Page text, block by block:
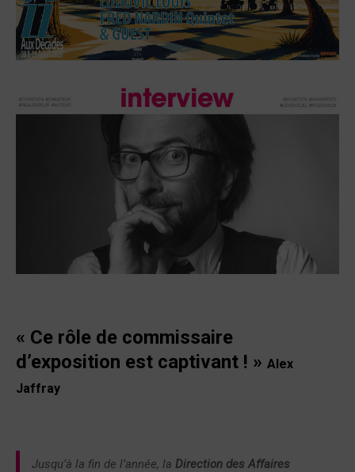
« Ce rôle de commissaire
d’exposition est captivant ! » Alex
Jaffray
Jusqu’à la fin de l’année, la Direction des Affaires